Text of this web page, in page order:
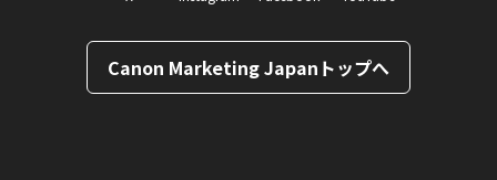
Canon Marketing Japanトップへ